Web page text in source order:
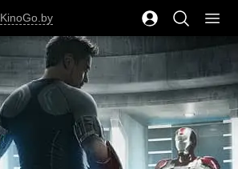
KinoGo.by